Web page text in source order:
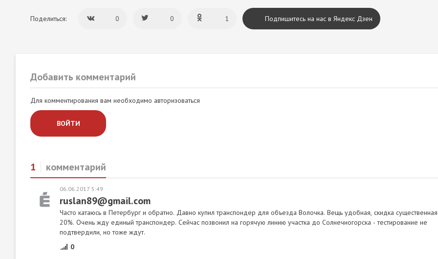
Поделиться: 0 0 1 Подпишитесь на нас в Яндекс Дзен
Добавить комментарий
Для комментирования вам необходимо авторизоваться
ВОЙТИ
1 комментарий
06.06.2017 5:49
ruslan89@gmail.com
Часто катаюсь в Петербург и обратно. Давно купил транспондер для объезда Волочка. Вещь удобная, скидка
20%. Очень жду единый транспондер. Сейчас позвонил на горячую линию участка до Солнечногорска - тестирование не
подтвердили, но тоже ждут.
0